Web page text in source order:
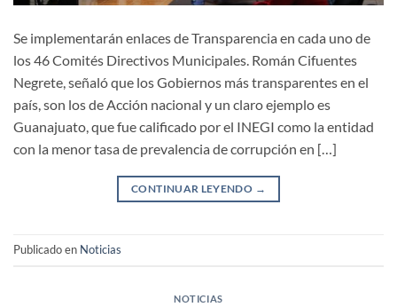
Se implementarán enlaces de Transparencia en cada uno de
los 46 Comités Directivos Municipales. Román Cifuentes
Negrete, señaló que los Gobiernos más transparentes en el
país, son los de Acción nacional y un claro ejemplo es
Guanajuato, que fue calificado por el INEGI como la entidad
con la menor tasa de prevalencia de corrupción en […]
CONTINUAR LEYENDO →
Publicado en Noticias
NOTICIAS